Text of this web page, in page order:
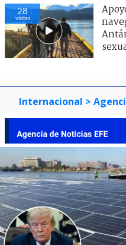
28
visitas
Internacional >